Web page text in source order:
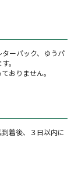
ーパック、ゆうパ
。
おりません。
着後、３日以内に